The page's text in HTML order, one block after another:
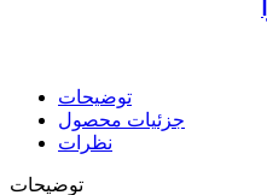
توضیحات
جزئیات محصول
نظرات
توضیحات